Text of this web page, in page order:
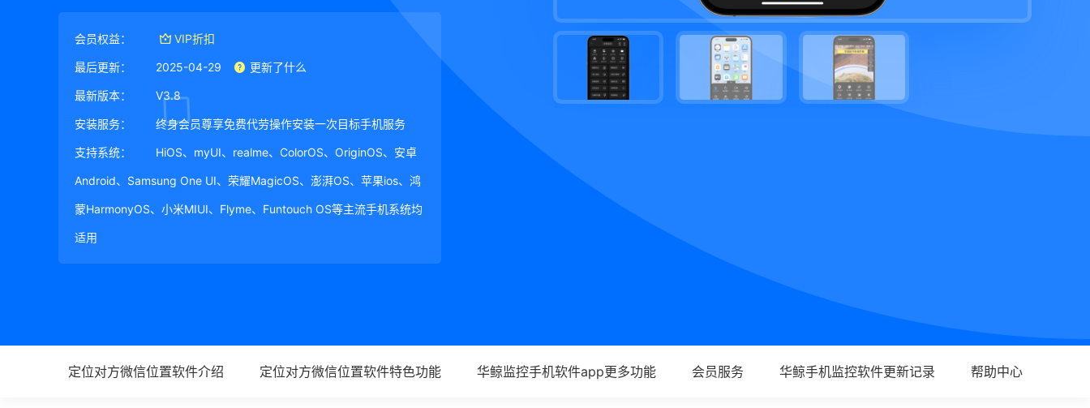
会员权益： VIP折扣
最后更新： 2025-04-29 更新了什么
最新版本： V3.8
安装服务： 终身会员尊享免费代劳操作安装一次目标手机服务
支持系统： HiOS、myUI、realme、ColorOS、OriginOS、安卓
Android、Samsung One UI、荣耀MagicOS、澎湃OS、苹果ios、鸿
蒙HarmonyOS、小米MIUI、Flyme、Funtouch OS等主流手机系统均
适用
定位对方微信位置软件介绍 定位对方微信位置软件特色功能 华鲸监控手机软件app更多功能 会员服务 华鲸手机监控软件更新记录 帮助中心